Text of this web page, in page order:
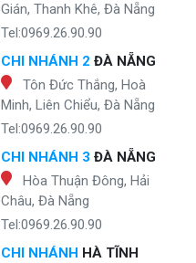
Gián, Thanh Khê, Đà Nẵng
Tel:0969.26.90.90
CHI NHÁNH 2 ĐÀ NẴNG
Tôn Đức Thắng, Hoà
Minh, Liên Chiểu, Đà Nẵng
Tel:0969.26.90.90
CHI NHÁNH 3 ĐÀ NẴNG
Hòa Thuận Đông, Hải
Châu, Đà Nẵng
Tel:0969.26.90.90
CHI NHÁNH HÀ TĨNH